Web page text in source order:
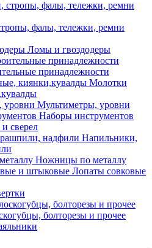
фалы, тележки, ремни
Ломы и гвоздодеры
принадлежности
Молотки
Мультиметры, уровни
Наборы инструментов
сверел
Напильники,
Ножницы по металлу
Лопаты совковые
болторезы и прочее